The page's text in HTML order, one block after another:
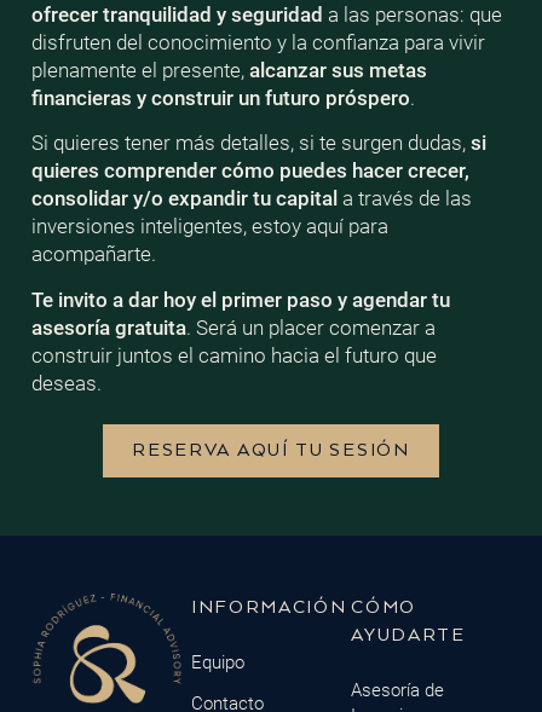
ofrecer tranquilidad y seguridad a las personas: que
disfruten del conocimiento y la confianza para vivir
plenamente el presente, alcanzar sus metas
financieras y construir un futuro próspero.
Si quieres tener más detalles, si te surgen dudas, si
quieres comprender cómo puedes hacer crecer,
consolidar y/o expandir tu capital a través de las
inversiones inteligentes, estoy aquí para
acompañarte.
Te invito a dar hoy el primer paso y agendar tu
asesoría gratuita. Será un placer comenzar a
construir juntos el camino hacia el futuro que
deseas.
RESERVA AQUÍ TU SESIÓN
INFORMACIÓN
Equipo
Contacto
CÓMO
AYUDARTE
Asesoría de